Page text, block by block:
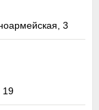
3
19